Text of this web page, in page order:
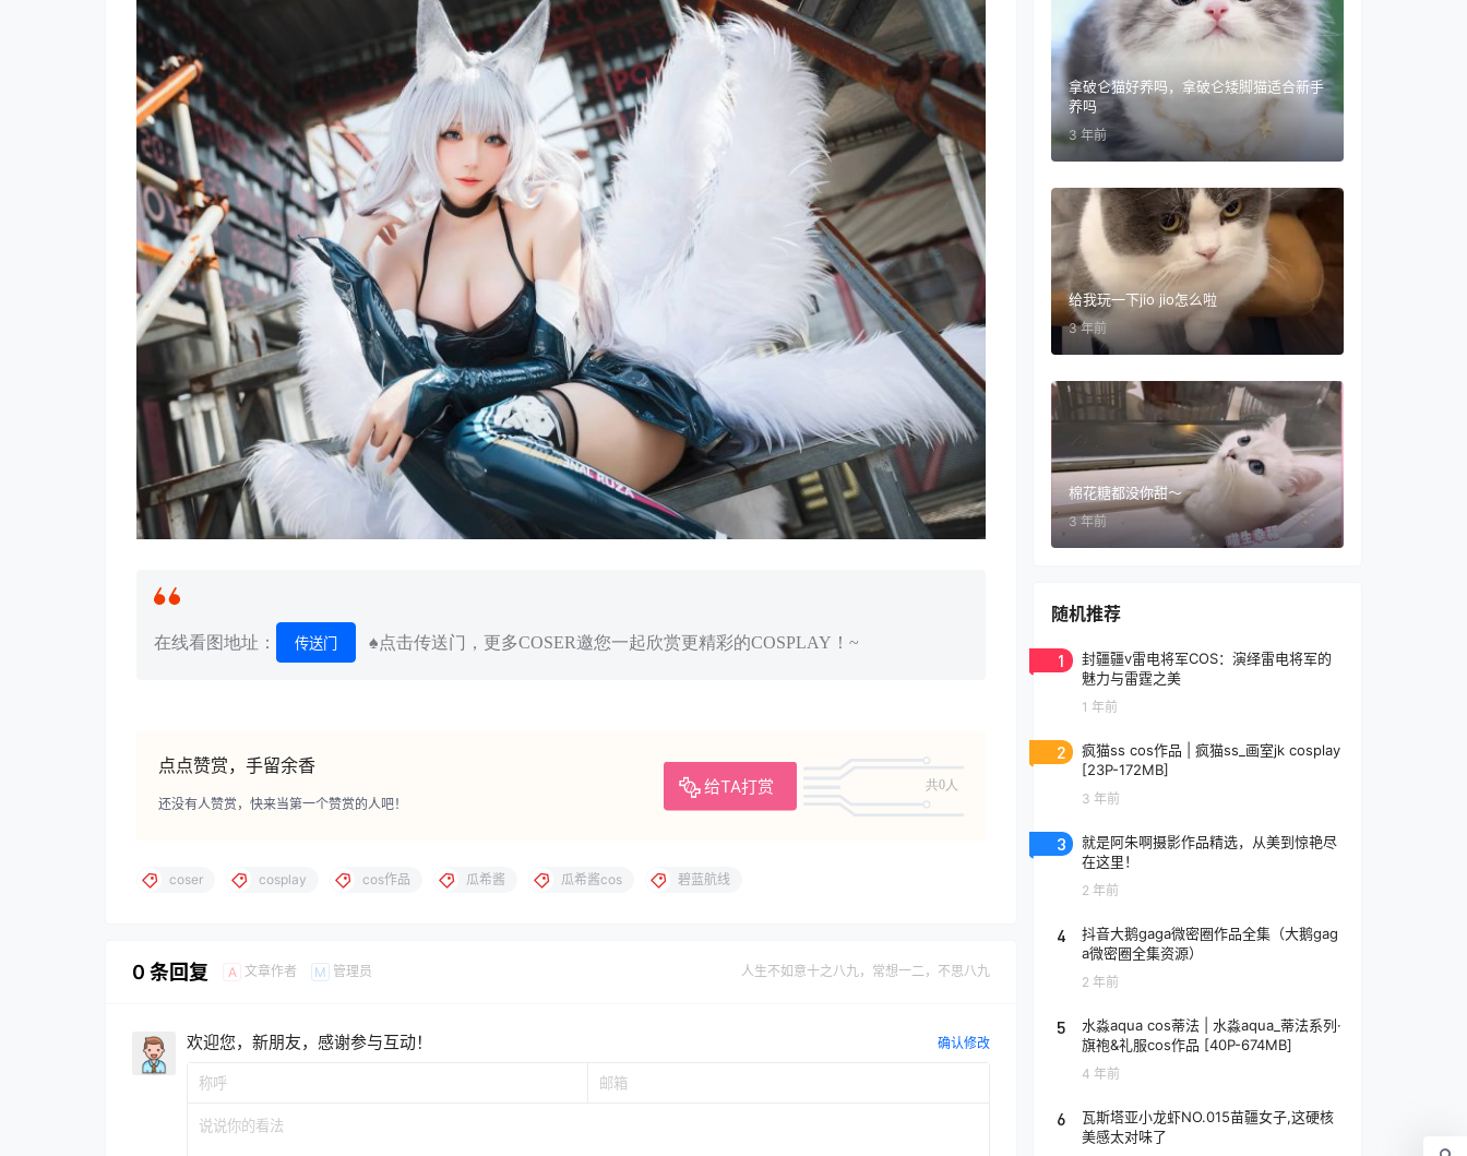
在线看图地址： 传送门 ♠点击传送门，更多COSER邀您一起欣赏更精彩的COSPLAY！~
点点赞赏，手留余香
给TA打赏 共0人
还没有人赞赏，快来当第一个赞赏的人吧！
coser cosplay cos作品 瓜希酱 瓜希酱cos 碧蓝航线
0 条回复 A 文章作者 M 管理员 人生不如意十之八九，常想一二，不思八九
欢迎您，新朋友，感谢参与互动！ 确认修改
拿破仑猫好养吗，拿破仑矮脚猫适合新手
养吗
3 年前
给我玩一下jio jio怎么啦
3 年前
棉花糖都没你甜～
3 年前
随机推荐
1
封疆疆v雷电将军COS：演绎雷电将军的
魅力与雷霆之美
1 年前
2
疯猫ss cos作品 | 疯猫ss_画室jk cosplay
[23P-172MB]
3 年前
3
就是阿朱啊摄影作品精选，从美到惊艳尽
在这里！
2 年前
4
抖音大鹅gaga微密圈作品全集（大鹅gag
a微密圈全集资源）
2 年前
5
水淼aqua cos蒂法 | 水淼aqua_蒂法系列·
旗袍&礼服cos作品 [40P-674MB]
4 年前
6
瓦斯塔亚小龙虾NO.015苗疆女子,这硬核
美感太对味了